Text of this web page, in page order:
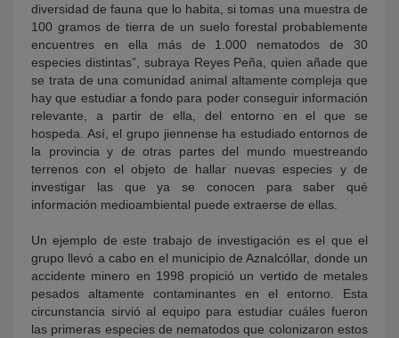
diversidad de fauna que lo habita, si tomas una muestra de
100 gramos de tierra de un suelo forestal probablemente
encuentres en ella más de 1.000 nematodos de 30
especies distintas”, subraya Reyes Peña, quien añade que
se trata de una comunidad animal altamente compleja que
hay que estudiar a fondo para poder conseguir información
relevante, a partir de ella, del entorno en el que se
hospeda. Así, el grupo jiennense ha estudiado entornos de
la provincia y de otras partes del mundo muestreando
terrenos con el objeto de hallar nuevas especies y de
investigar las que ya se conocen para saber qué
información medioambiental puede extraerse de ellas.
Un ejemplo de este trabajo de investigación es el que el
grupo llevó a cabo en el municipio de Aznalcóllar, donde un
accidente minero en 1998 propició un vertido de metales
pesados altamente contaminantes en el entorno. Esta
circunstancia sirvió al equipo para estudiar cuáles fueron
las primeras especies de nematodos que colonizaron estos